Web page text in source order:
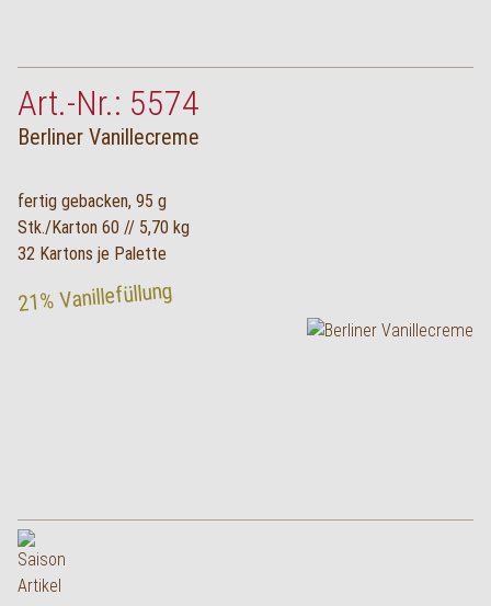
Art.-Nr.: 5574
Berliner Vanillecreme
fertig gebacken, 95 g
Stk./Karton 60 // 5,70 kg
32 Kartons je Palette
21% Vanillefüllung